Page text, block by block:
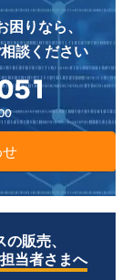
りなら、
談ください
販売、
当者さまへ